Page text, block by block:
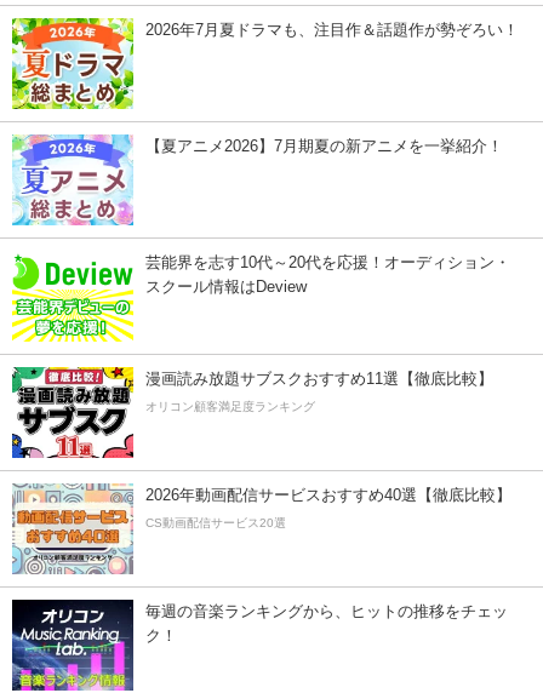
2026年7月夏ドラマも、注目作＆話題作が勢ぞろい！
【夏アニメ2026】7月期夏の新アニメを一挙紹介！
芸能界を志す10代～20代を応援！オーディション・
スクール情報はDeview
漫画読み放題サブスクおすすめ11選【徹底比較】
オリコン顧客満足度ランキング
2026年動画配信サービスおすすめ40選【徹底比較】
CS動画配信サービス20選
毎週の音楽ランキングから、ヒットの推移をチェッ
ク！